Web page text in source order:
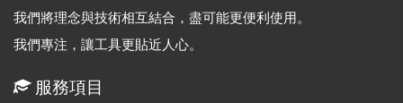
我們將理念與技術相互結合，盡可能更便利使用。
我們專注，讓工具更貼近人心。
服務項目